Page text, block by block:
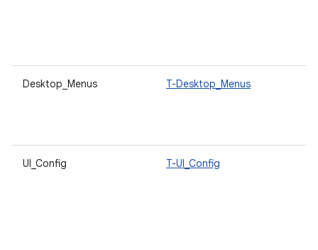
Desktop_Menus T-Desktop_Menus
UI_Config T-UI_Config